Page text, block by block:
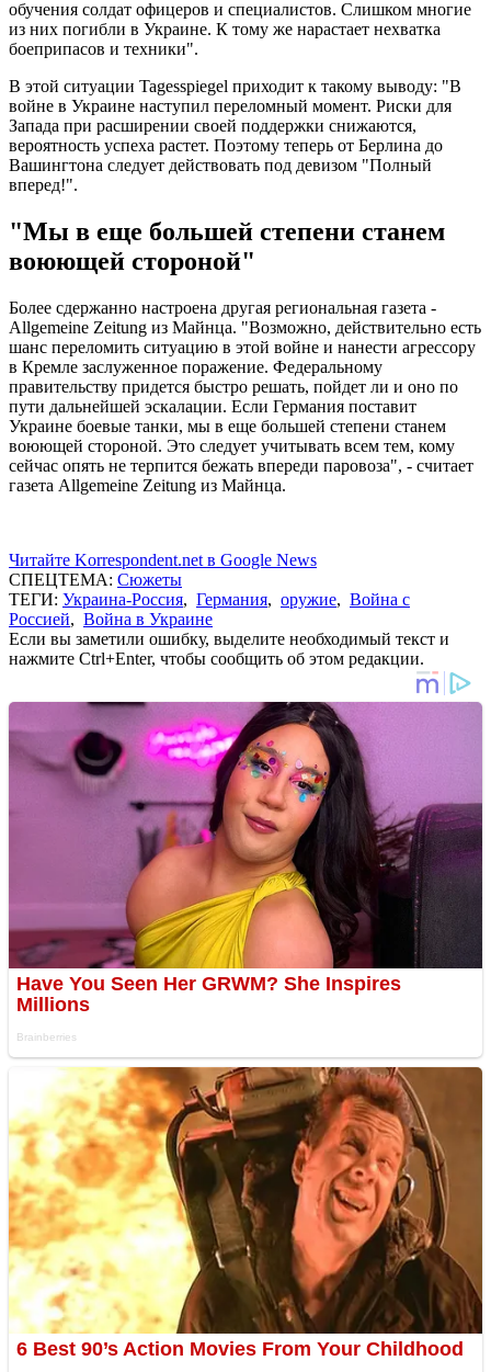
обучения солдат офицеров и специалистов. Слишком многие
из них погибли в Украине. К тому же нарастает нехватка
боеприпасов и техники".
В этой ситуации Tagesspiegel приходит к такому выводу: "В
войне в Украине наступил переломный момент. Риски для
Запада при расширении своей поддержки снижаются,
вероятность успеха растет. Поэтому теперь от Берлина до
Вашингтона следует действовать под девизом "Полный
вперед!".
"Мы в еще большей степени станем
воюющей стороной"
Более сдержанно настроена другая региональная газета -
Allgemeine Zeitung из Майнца. "Возможно, действительно есть
шанс переломить ситуацию в этой войне и нанести агрессору
в Кремле заслуженное поражение. Федеральному
правительству придется быстро решать, пойдет ли и оно по
пути дальнейшей эскалации. Если Германия поставит
Украине боевые танки, мы в еще большей степени станем
воюющей стороной. Это следует учитывать всем тем, кому
сейчас опять не терпится бежать впереди паровоза", - считает
газета Allgemeine Zeitung из Майнца.
Читайте Korrespondent.net в Google News
СПЕЦТЕМА: Сюжеты
ТЕГИ: Украина-Россия, Германия, оружие, Война с
Россией, Война в Украине
Если вы заметили ошибку, выделите необходимый текст и
нажмите Ctrl+Enter, чтобы сообщить об этом редакции.